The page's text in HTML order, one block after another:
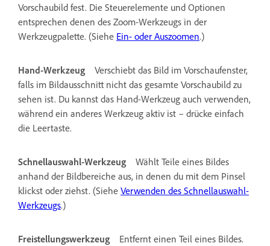
Vorschaubild fest. Die Steuerelemente und Optionen
entsprechen denen des Zoom-Werkzeugs in der
Werkzeugpalette. (Siehe Ein- oder Auszoomen.)
Hand-Werkzeug
Verschiebt das Bild im Vorschaufenster,
falls im Bildausschnitt nicht das gesamte Vorschaubild zu
sehen ist. Du kannst das Hand-Werkzeug auch verwenden,
während ein anderes Werkzeug aktiv ist – drücke einfach
die Leertaste.
Schnellauswahl-Werkzeug
Wählt Teile eines Bildes
anhand der Bildbereiche aus, in denen du mit dem Pinsel
klickst oder ziehst. (Siehe Verwenden des Schnellauswahl-
Werkzeugs.)
Freistellungswerkzeug
Entfernt einen Teil eines Bildes.